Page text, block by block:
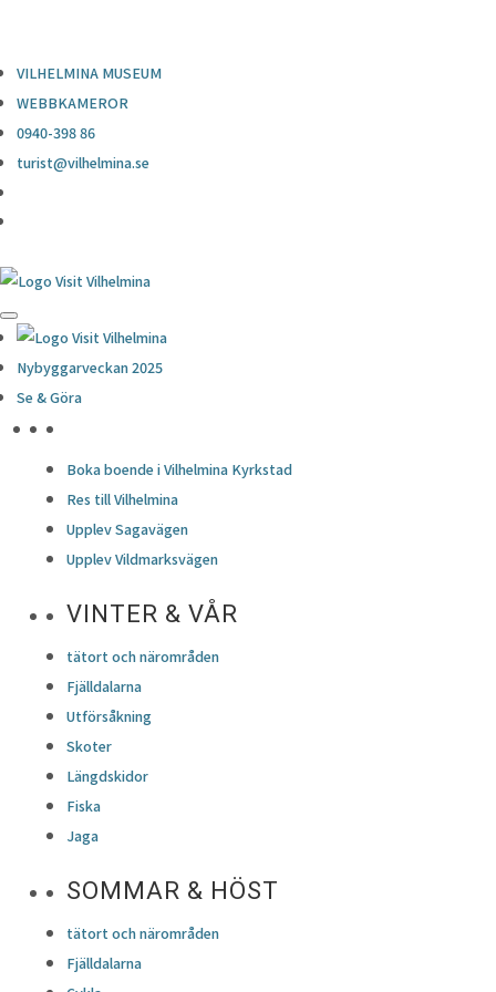
VILHELMINA MUSEUM
WEBBKAMEROR
0940-398 86
turist@vilhelmina.se
Nybyggarveckan 2025
Se & Göra
Boka boende i Vilhelmina Kyrkstad
Res till Vilhelmina
Upplev Sagavägen
Upplev Vildmarksvägen
VINTER & VÅR
tätort och närområden
Fjälldalarna
Utförsåkning
Skoter
Längdskidor
Fiska
Jaga
SOMMAR & HÖST
tätort och närområden
Fjälldalarna